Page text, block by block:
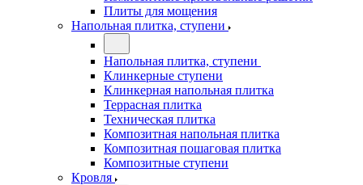
Плиты для мощения
Напольная плитка, ступени
Напольная плитка, ступени
Клинкерные ступени
Клинкерная напольная плитка
Террасная плитка
Техническая плитка
Композитная напольная плитка
Композитная пошаговая плитка
Композитные ступени
Кровля